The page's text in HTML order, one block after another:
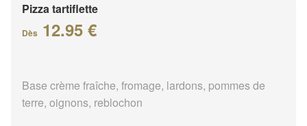
Pizza tartiflette
Dès 12.95 €
Base crème fraîche, fromage, lardons, pommes de
terre, oignons, reblochon